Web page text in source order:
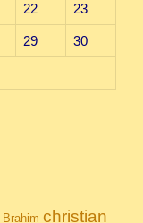
22 23
29 30
Brahim christian